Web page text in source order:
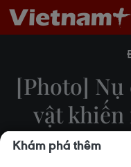
[Photo] Nụ
vật
Khám phá thêm